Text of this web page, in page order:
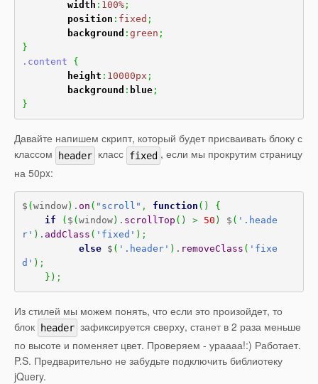
width : 100% ;
position : fixed ;
background : green ;
}
.content
{
height : 10000px ;
background : blue ;
}
Давайте напишем скрипт, который будет присваивать блоку с
классом
header класс fixed , если мы прокрутим страницу
на 50px:
$ (window) . on ( "scroll" , function ( )
{
if
( $ (window) . scrollTop ( ) > 50 ) $ ( '.heade
r' ) . addClass ( 'fixed' ) ;
else $ ( '.header' ) . removeClass ( 'fixe
d' ) ;
} ) ;
Из стилей мы можем понять, что если это произойдет, то
блок
header зафиксируется сверху, станет в 2 раза меньше
по высоте и поменяет цвет. Проверяем - ураааа!:) Работает.
P.S. Предварительно не забудьте подключить библиотеку
jQuery.